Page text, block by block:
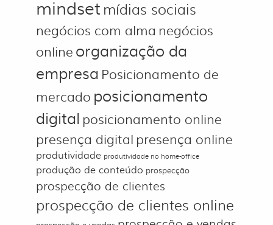
mindset mídias sociais
negócios com alma negócios
onlineorganização da
empresa Posicionamento de
mercado posicionamento
digital posicionamento online
presença digitalpresença online
produtividade produtividade no home-office
produção de conteúdo prospecção
prospecção de clientes
prospecção de clientes online